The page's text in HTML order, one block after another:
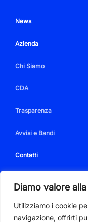
Diamo valore
Utilizziamo i cookie
navigazione, offrirti
News
Azienda
Chi Siamo
CDA
Trasparenza
Avvisi e Bandi
Contatti
PIVA 01350350086